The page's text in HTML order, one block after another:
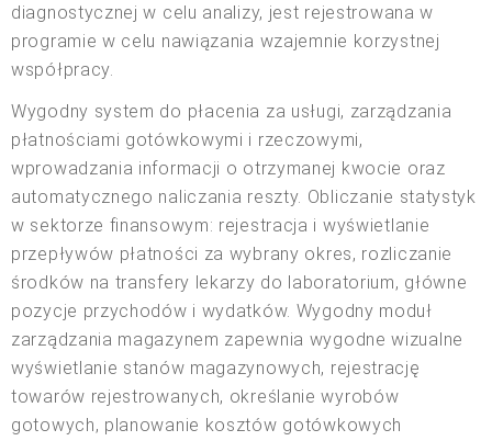
diagnostycznej w celu analizy, jest rejestrowana w
programie w celu nawiązania wzajemnie korzystnej
współpracy.
Wygodny system do płacenia za usługi, zarządzania
płatnościami gotówkowymi i rzeczowymi,
wprowadzania informacji o otrzymanej kwocie oraz
automatycznego naliczania reszty. Obliczanie statystyk
w sektorze finansowym: rejestracja i wyświetlanie
przepływów płatności za wybrany okres, rozliczanie
środków na transfery lekarzy do laboratorium, główne
pozycje przychodów i wydatków. Wygodny moduł
zarządzania magazynem zapewnia wygodne wizualne
wyświetlanie stanów magazynowych, rejestrację
towarów rejestrowanych, określanie wyrobów
gotowych, planowanie kosztów gotówkowych